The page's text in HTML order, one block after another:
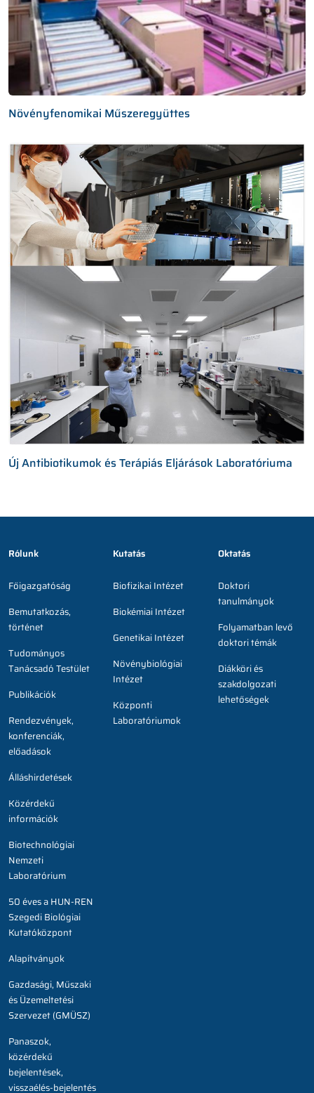
Növényfenomikai Műszeregyüttes
Új Antibiotikumok és Terápiás Eljárások Laboratóriuma
Rólunk
Főigazgatóság
Bemutatkozás,
történet
Tudományos
Tanácsadó Testület
Publikációk
Rendezvények,
konferenciák,
előadások
Álláshirdetések
Közérdekű
információk
Biotechnológiai
Nemzeti
Laboratórium
50 éves a HUN-REN
Szegedi Biológiai
Kutatóközpont
Alapítványok
Gazdasági, Műszaki
és Üzemeltetési
Szervezet (GMÜSZ)
Panaszok,
közérdekű
bejelentések,
visszaélés-bejelentés
Kutatás
Biofizikai Intézet
Biokémiai Intézet
Genetikai Intézet
Növénybiológiai
Intézet
Központi
Laboratóriumok
Oktatás
Doktori
tanulmányok
Folyamatban levő
doktori témák
Diákköri és
szakdolgozati
lehetőségek